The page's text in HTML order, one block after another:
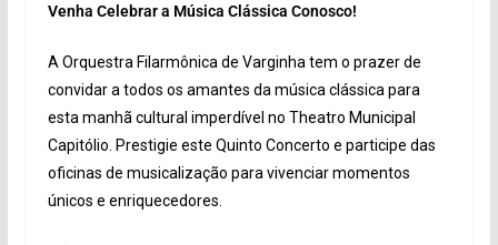
Venha Celebrar a Música Clássica Conosco!
A Orquestra Filarmônica de Varginha tem o prazer de
convidar a todos os amantes da música clássica para
esta manhã cultural imperdível no Theatro Municipal
Capitólio. Prestigie este Quinto Concerto e participe das
oficinas de musicalização para vivenciar momentos
únicos e enriquecedores.